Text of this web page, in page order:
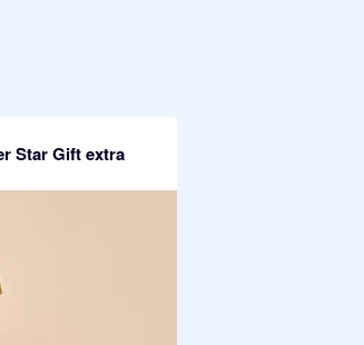
Star Gift extra